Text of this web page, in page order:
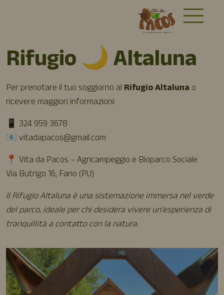
Rifugio 🌙 Altaluna
Per prenotare il tuo soggiorno al Rifugio Altaluna o
ricevere maggiori informazioni:
📱 324 959 3678
📧vitadapacos@gmail.com
📍 Vita da Pacos – Agricampeggio e Bioparco Sociale
Via Butrigo 16, Fano (PU)
Il Rifugio Altaluna è una sistemazione immersa nel verde
del parco, ideale per chi desidera vivere un'esperienza di
tranquillità a contatto con la natura.